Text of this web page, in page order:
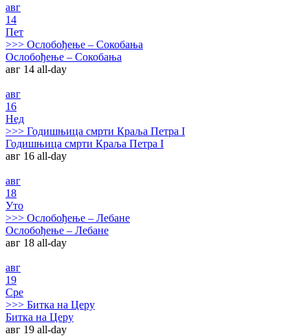
авг
14
Пет
>>> Ослобођење – Сокобања
Ослобођење – Сокобања
авг 14 all-day
авг
16
Нед
>>> Годишњица смрти Краља Петра I
Годишњица смрти Краља Петра I
авг 16 all-day
авг
18
Уто
>>> Ослобођење – Лебане
Ослобођење – Лебане
авг 18 all-day
авг
19
Сре
>>> Битка на Церу
Битка на Церу
авг 19 all-day